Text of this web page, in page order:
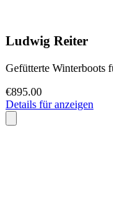
Ludwig Reiter
Gefütterte Winterboots
€895.00
Details für anzeigen